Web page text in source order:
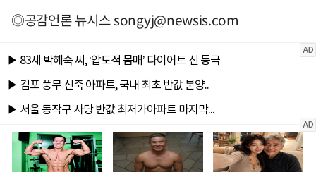
◎공감언론 뉴시스songyj@newsis.com